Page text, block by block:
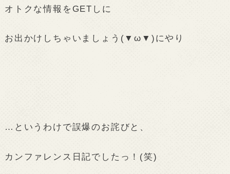
オトクな情報をGETしに
お出かけしちゃいましょう(▼ω▼)にやり
…というわけで誤爆のお詫びと、
カンファレンス日記でしたっ！(笑)